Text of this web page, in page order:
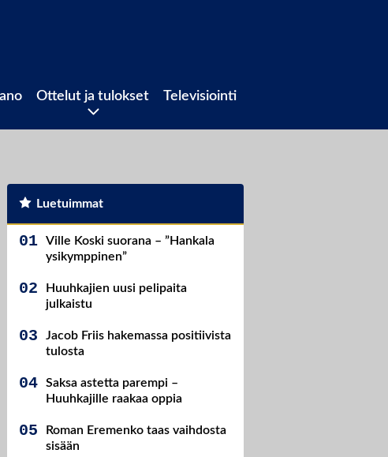
Ottelut ja tulokset Televisiointi
Luetuimmat
Ville Koski suorana – ”Hankala
ysikymppinen”
Huuhkajien uusi pelipaita
julkaistu
Jacob Friis hakemassa positiivista
tulosta
Saksa astetta parempi –
Huuhkajille raakaa oppia
Roman Eremenko taas vaihdosta
sisään